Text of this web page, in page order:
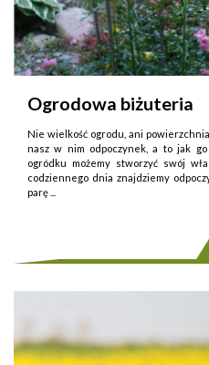
Ogrodowa biżuteria
Nie wielkość ogrodu, ani
nasz w nim odpoczynek, a to jak go
ogródku możemy stworzyć swój
codziennego dnia znajdziemy
parę ...